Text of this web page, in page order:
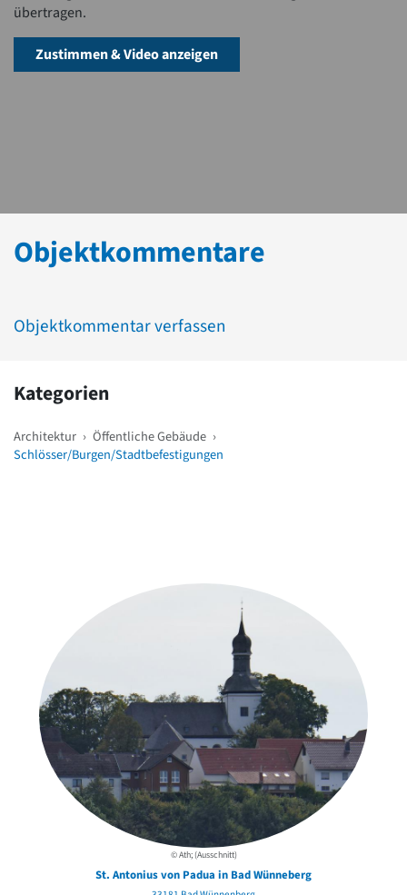
übertragen.
Zustimmen & Video anzeigen
Objektkommentare
Objektkommentar verfassen
Kategorien
Architektur › Öffentliche Gebäude ›
Schlösser/Burgen/Stadtbefestigungen
© Ath; (Ausschnitt)
St. Antonius von Padua in Bad Wünneberg